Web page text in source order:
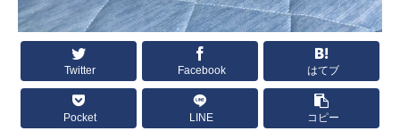
Twitter Facebook はてブ
Pocket LINE コピー